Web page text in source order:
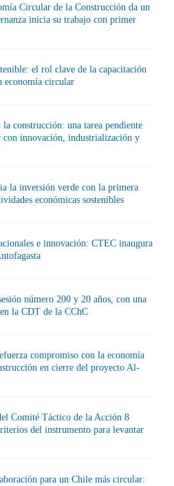
Circular de la Construcción da un
inicia su trabajo con primer
el rol clave de la capacitación
economía circular
construcción: una tarea pendiente
con innovación, industrialización y
la inversión verde con la primera
económicas sostenibles
e innovación: CTEC inaugura
número 200 y 20 años, con una
la CDT de la CChC
compromiso con la economía
en cierre del proyecto Al-
Comité Táctico de la Acción 8
del instrumento para levantar
para un Chile más circular: